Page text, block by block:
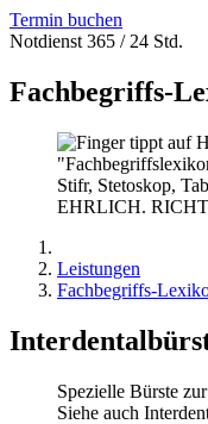
Termin buchen
Notdienst 365 / 24 Std.
Fachbegriffs-
EHRLICH.
Leistungen
Fachbegriffs-
Spezielle Bürste
Siehe auch